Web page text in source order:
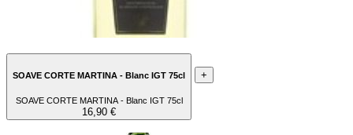
SOAVE CORTE MARTINA - Blanc IGT 75cl
SOAVE CORTE MARTINA - Blanc IGT 75cl
16,90 €
+